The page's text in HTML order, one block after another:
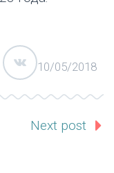
10/05/2018
Next post